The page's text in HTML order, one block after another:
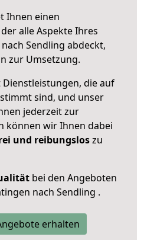
Ihnen einen
alle Aspekte Ihres
Sendling abdeckt,
zur Umsetzung.
die auf
sind, und unser
jederzeit zur
können wir Ihnen dabei
und reibungsloszu
bei den Angeboten
nach Sendling .
erhalten